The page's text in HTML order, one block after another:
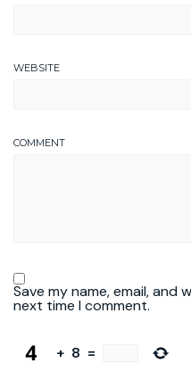
WEBSITE
COMMENT
Save my name, email,
next time I comment.
+ 8 =